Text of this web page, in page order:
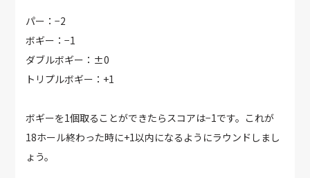
パー：−2
ボギー：−1
ダブルボギー：±0
トリプルボギー：+1
ボギーを1個取ることができたらスコアは−1です。これが
18ホール終わった時に+1以内になるようにラウンドしまし
ょう。